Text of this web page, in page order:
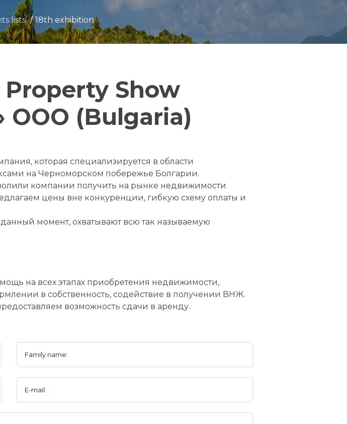
lists 18th exhibition
Show
ООО (Bulgaria)
которая специализируется в области
на Черноморском побережье Болгарии.
компании получить на рынке недвижимости
цены вне конкуренции, гибкую схему оплаты и
момент, охватывают всю так называемую
на всех этапах приобретения недвижимости,
в собственность, содействие в получении ВНЖ.
возможность сдачи в аренду.
Family name:
E-mail: